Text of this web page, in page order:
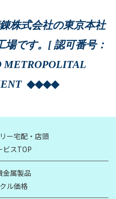
株式会社の東京本社
です。[ 認可番号：
◆◆◆◆
ー宅配・店頭
ビスTOP
金属製品
ル価格